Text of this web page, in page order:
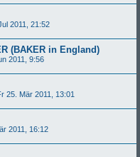
2011, 21:52
(BAKER in England)
2011, 9:56
25. Mär 2011, 13:01
2011, 16:12